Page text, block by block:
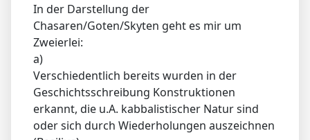
In der Darstellung der
Chasaren/Goten/Skyten geht es mir um
Zweierlei:
a)
Verschiedentlich bereits wurden in der
Geschichtsschreibung Konstruktionen
erkannt, die u.A. kabbalistischer Natur sind
oder sich durch Wiederholungen auszeichnen